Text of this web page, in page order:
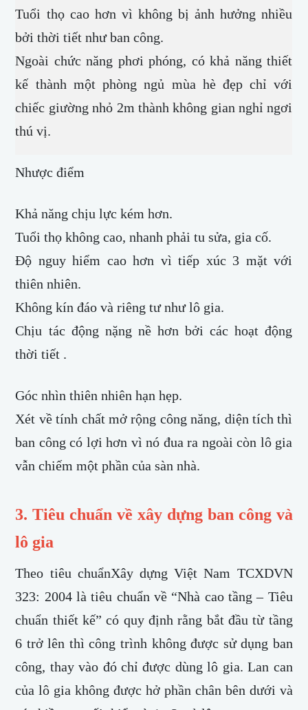
Tuổi thọ cao hơn vì không bị ảnh hưởng nhiều
bởi thời tiết như ban công.
Ngoài chức năng phơi phóng, có khả năng thiết
kế thành một phòng ngủ mùa hè đẹp chỉ với
chiếc giường nhỏ 2m thành không gian nghỉ ngơi
thú vị.
Nhược điểm
Khả năng chịu lực kém hơn.
Tuổi thọ không cao, nhanh phải tu sửa, gia cố.
Độ nguy hiểm cao hơn vì tiếp xúc 3 mặt với
thiên nhiên.
Không kín đáo và riêng tư như lô gia.
Chịu tác động nặng nề hơn bởi các hoạt động
thời tiết .
Góc nhìn thiên nhiên hạn hẹp.
Xét về tính chất mở rộng công năng, diện tích thì
ban công có lợi hơn vì nó đua ra ngoài còn lô gia
vẫn chiếm một phần của sàn nhà.
3. Tiêu chuẩn về xây dựng ban công và
lô gia
​Theo tiêu chuẩnXây dựng Việt Nam TCXDVN
323: 2004 là tiêu chuẩn về “Nhà cao tầng – Tiêu
chuẩn thiết kế” có quy định rằng bắt đầu từ tầng
6 trở lên thì công trình không được sử dụng ban
công, thay vào đó chỉ được dùng lô gia. Lan can
của lô gia không được hở phần chân bên dưới và